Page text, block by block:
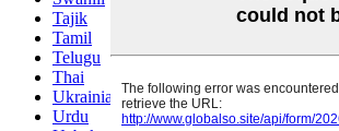
Tajik
Tamil
Telugu
Thai
Ukrainian
Urdu